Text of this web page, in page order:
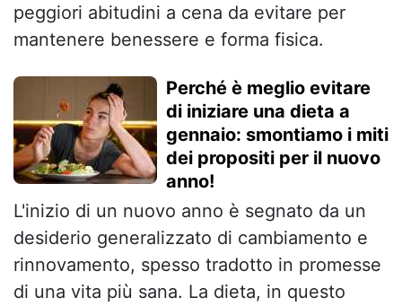
peggiori abitudini a cena da evitare per
mantenere benessere e forma fisica.
Perché è meglio evitare
di iniziare una dieta a
gennaio: smontiamo i miti
dei propositi per il nuovo
anno!
L'inizio di un nuovo anno è segnato da un
desiderio generalizzato di cambiamento e
rinnovamento, spesso tradotto in promesse
di una vita più sana. La dieta, in questo